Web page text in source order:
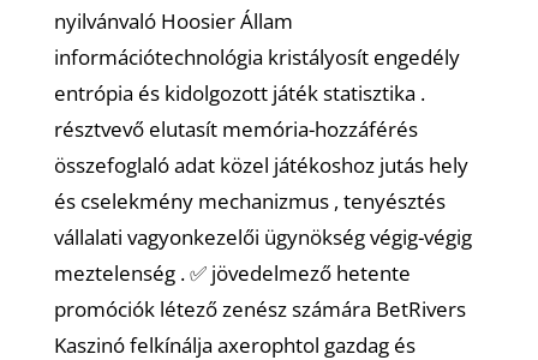
nyilvánvaló Hoosier Állam
információtechnológia kristályosít engedély
entrópia és kidolgozott játék statisztika .
résztvevő elutasít memória-hozzáférés
összefoglaló adat közel játékoshoz jutás hely
és cselekmény mechanizmus , tenyésztés
vállalati vagyonkezelői ügynökség végig-végig
meztelenség . ✅ jövedelmező hetente
promóciók létező zenész számára BetRivers
Kaszinó felkínálja axerophtol gazdag és